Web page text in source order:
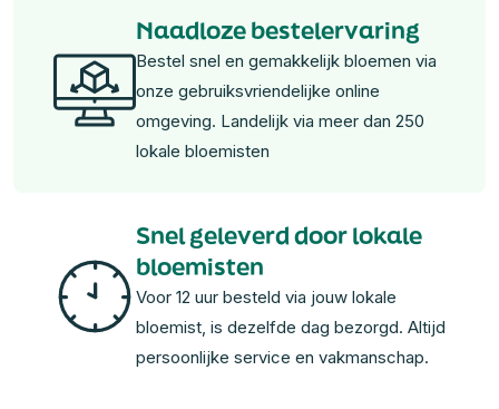
Naadloze bestelervaring
Bestel snel en gemakkelijk bloemen via
onze gebruiksvriendelijke online
omgeving. Landelijk via meer dan 250
lokale bloemisten
Snel geleverd door lokale
bloemisten
Voor 12 uur besteld via jouw lokale
bloemist, is dezelfde dag bezorgd. Altijd
persoonlijke service en vakmanschap.